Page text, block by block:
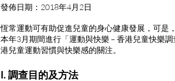
發佈日期：2018年4月2日
恆常運動可有助促進兒童的身心健康發展，可是
本年3月期間進行「運動與快樂 – 香港兒童快樂
港兒童運動習慣與快樂感的關注。
I. 調查目的及方法